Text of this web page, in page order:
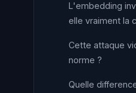
L'embedding
elle vraiment la
Cette attaque
norme ?
Quelle